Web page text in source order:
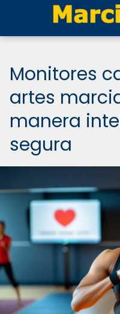
Monitores
artes
manera
segura